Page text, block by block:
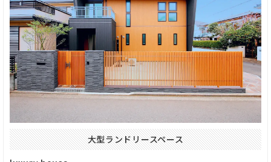
大型ランドリースペース